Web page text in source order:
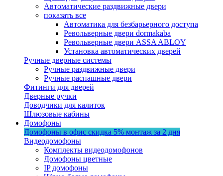
Автоматические раздвижные двери
показать все
Автоматика для безбарьерного доступа
Револьверные двери dormakaba
Револьверные двери ASSA ABLOY
Установка автоматических дверей
Ручные дверные системы
Ручные раздвижные двери
Ручные распашные двери
Фитинги для дверей
Дверные ручки
Доводчики для калиток
Шлюзовые кабины
Домофоны
Домофоны в офис скидка 5% монтаж за 2 дня
Видеодомофоны
Комплекты видеодомофонов
Домофоны цветные
IP домофоны